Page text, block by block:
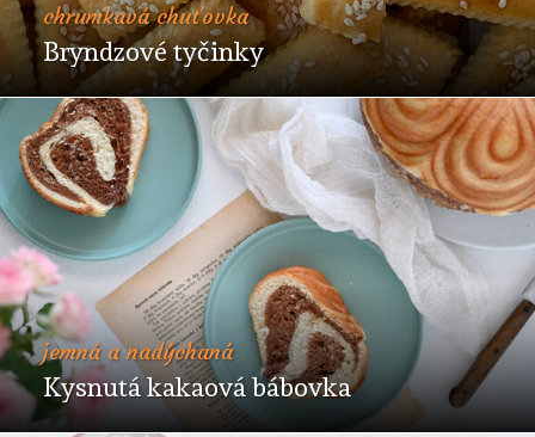
chrumkavá chuťovka
Bryndzové tyčinky
jemná a nadýchaná
Kysnutá kakaová bábovka